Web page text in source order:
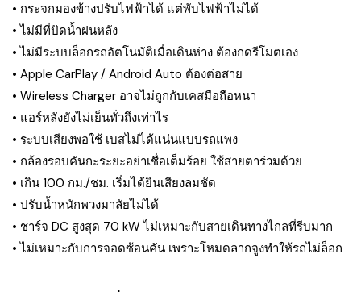
• กระจกมองข้างปรับไฟฟ้าได้ แต่พับไฟฟ้าไม่ได้
• ไม่มีที่ปัดน้ำฝนหลัง
• ไม่มีระบบล็อกรถอัตโนมัติเมื่อเดินห่าง ต้องกดรีโมตเอง
• Apple CarPlay / Android Auto ต้องต่อสาย
• Wireless Charger อาจไม่ถูกกับเคสมือถือหนา
• แอร์หลังยังไม่เย็นทั่วถึงเท่าไร
• ระบบเสียงพอใช้ เบสไม่ได้แน่นแบบรถแพง
• กล้องรอบคันกะระยะอย่าเชื่อเต็มร้อย ใช้สายตาร่วมด้วย
• เกิน 100 กม./ชม. เริ่มได้ยินเสียงลมชัด
• ปรับน้ำหนักพวงมาลัยไม่ได้
• ชาร์จ DC สูงสุด 70 kW ไม่เหมาะกับสายเดินทางไกลที่รีบมาก
• ไม่เหมาะกับการจอดซ้อนคัน เพราะโหมดลากจูงทำให้รถไม่ล็อก